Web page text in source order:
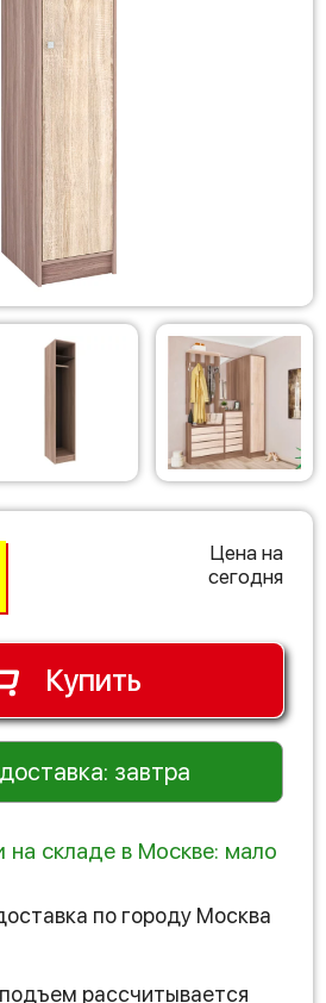
Цена на
сегодня
Купить
доставка: завтра
на складе в Москве: мало
по городу Москва
рассчитывается